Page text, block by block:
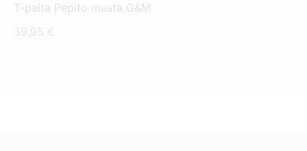
T-paita Pepito musta G&M
39,95 €